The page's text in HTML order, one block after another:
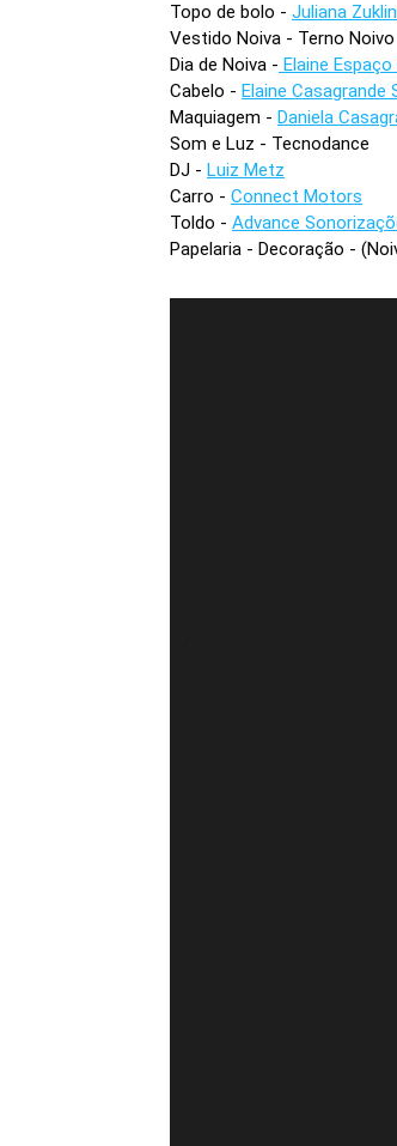
Topo de bolo - Juliana
Vestido Noiva - Terno
Dia de Noiva - Elaine
Cabelo - Elaine Casagrande
Maquiagem - Daniela
Som e Luz - Tecnodance
DJ - Luiz Metz
Carro - Connect Motors
Toldo - Advance
Papelaria - Decoração -